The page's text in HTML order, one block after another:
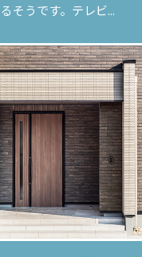
そうです。テレビ...